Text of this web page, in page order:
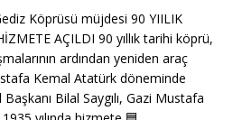
Köprüsü müjdesi 90 YIILIK
AÇILDI 90 yıllık tarihi köprü,
ardından yeniden araç
Kemal Atatürk döneminde
Bilal Saygılı, Gazi Mustafa